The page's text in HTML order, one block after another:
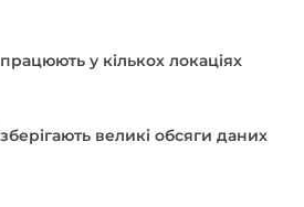
у кількох локаціях
великі обсяги даних